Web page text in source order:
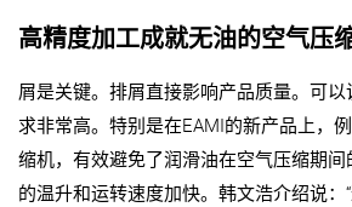
高精度加工成就无油的空气压
屑是关键。排屑直接影响产品质量。可
求非常高。特别是在EAMI的新产品上，
缩机，有效避免了润滑油在空气压缩期
的温升和运转速度加快。韩文浩介绍说：